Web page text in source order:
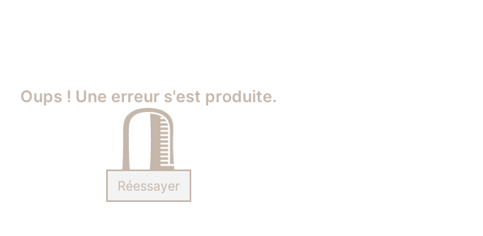
Oups ! Une erreur s'est produite.
Réessayer